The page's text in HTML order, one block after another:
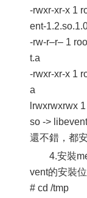
-rwxr-xr-x 1
ent-
-rw-r–r– 1
t.a
-rwxr-xr-x 1
a
lrwxrwxrwx
so ->
還不錯，都
4.安裝
vent的安裝位
# cd /tmp